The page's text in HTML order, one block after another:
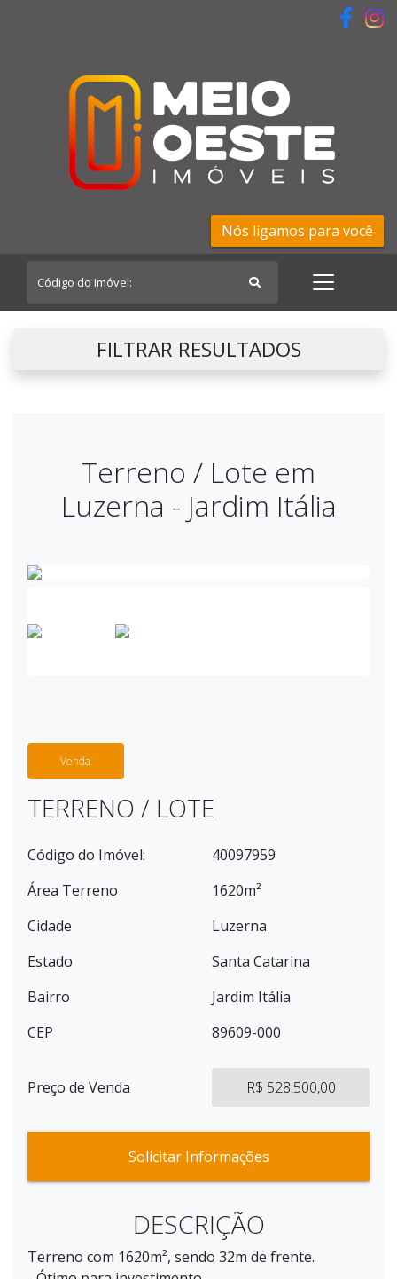
Nós ligamos para você
FILTRAR RESULTADOS
Terreno / Lote em
Luzerna - Jardim Itália
Venda
TERRENO / LOTE
Código do Imóvel:
40097959
Área Terreno
1620m²
Cidade
Luzerna
Estado
Santa Catarina
Bairro
Jardim Itália
CEP
89609-000
Preço de Venda R$ 528.500,00
Solicitar Informações
DESCRIÇÃO
Terreno com 1620m², sendo 32m de frente.